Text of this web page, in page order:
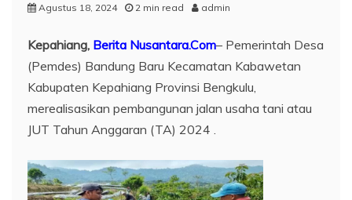
Agustus 18, 2024 2 min read admin
Kepahiang, Berita Nusantara.Com– Pemerintah Desa
(Pemdes) Bandung Baru Kecamatan Kabawetan
Kabupaten Kepahiang Provinsi Bengkulu,
merealisasikan pembangunan jalan usaha tani atau
JUT Tahun Anggaran (TA) 2024 .